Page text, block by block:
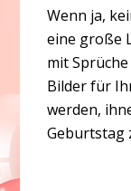
Wenn ja,
eine große
mit
Bilder für
werden,
Geburtstag